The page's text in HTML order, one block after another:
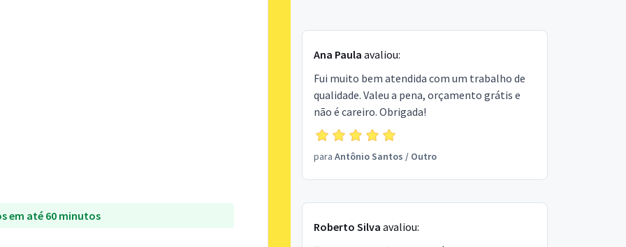
em até 60 minutos
Ana Paula avaliou:
Fui muito bem atendida com um trabalho de
qualidade. Valeu a pena, orçamento grátis e
não é careiro. Obrigada!
para Antônio Santos / Outro
Roberto Silva avaliou: